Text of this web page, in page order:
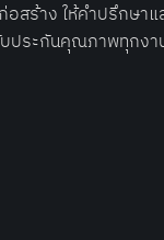
อสร้าง ให้คำปรึกษาแ
ประกันคุณภาพทุกงา